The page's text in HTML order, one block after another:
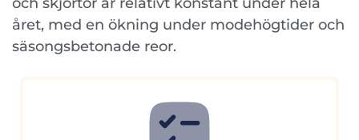
året, med en ökning under modehögtider och
säsongsbetonade reor.